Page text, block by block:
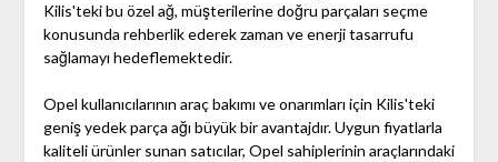
Kilis'teki bu özel ağ, müşterilerine doğru parçaları seçme
konusunda rehberlik ederek zaman ve enerji tasarrufu
sağlamayı hedeflemektedir.
Opel kullanıcılarının araç bakımı ve onarımları için Kilis'teki
geniş yedek parça ağı büyük bir avantajdır. Uygun fiyatlarla
kaliteli ürünler sunan satıcılar, Opel sahiplerinin araçlarındaki